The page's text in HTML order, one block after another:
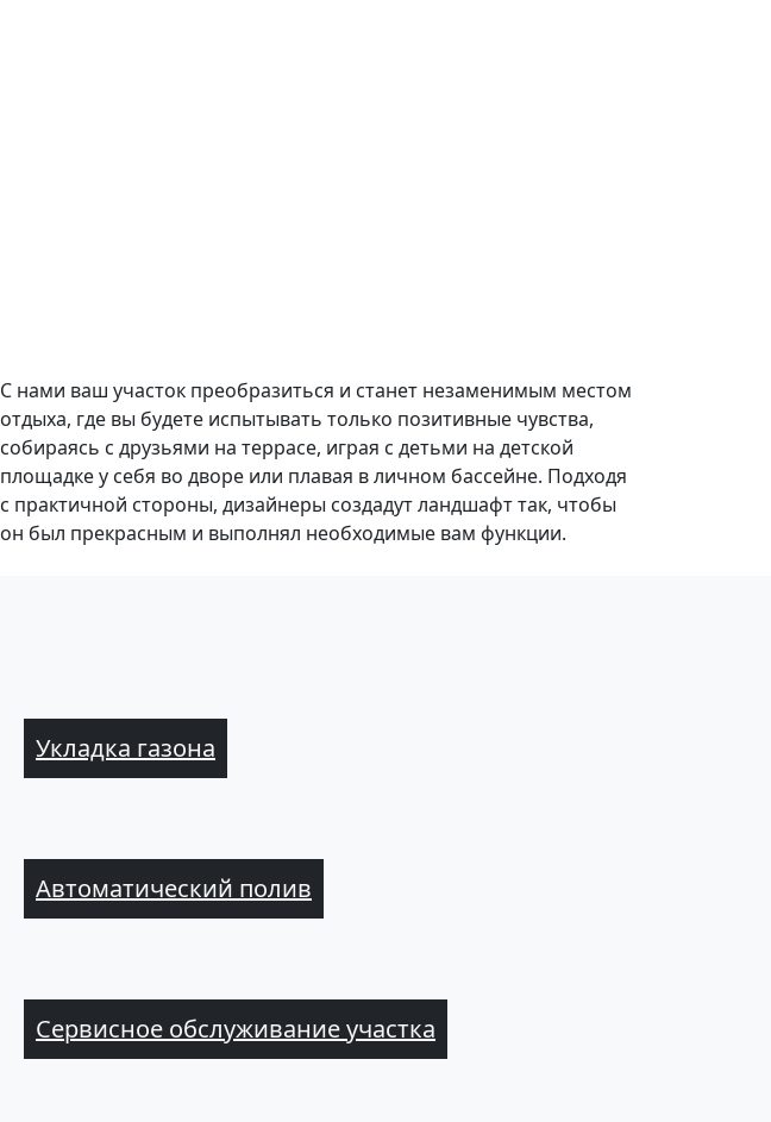
С нами ваш участок преобразиться и станет незаменимым местом
отдыха, где вы будете испытывать только позитивные чувства,
собираясь с друзьями на террасе, играя с детьми на детской
площадке у себя во дворе или плавая в личном бассейне. Подходя
с практичной стороны, дизайнеры создадут ландшафт так, чтобы
он был прекрасным и выполнял необходимые вам функции.
Укладка газона
Автоматический полив
Сервисное обслуживание участка